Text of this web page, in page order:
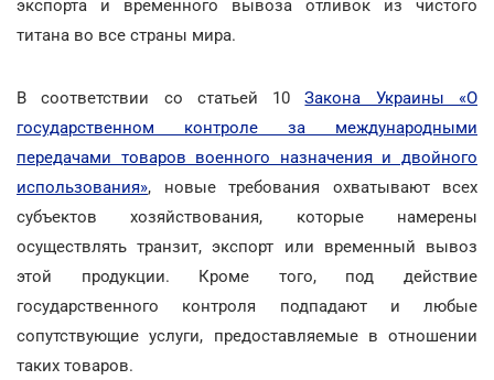
экспорта и временного вывоза отливок из чистого
титана во все страны мира.
В соответствии со статьей 10Закона Украины «О
государственном контроле за международными
передачами товаров военного назначения и двойного
использования», новые требования охватывают всех
субъектов хозяйствования, которые намерены
осуществлять транзит, экспорт или временный вывоз
этой продукции. Кроме того, под действие
государственного контроля подпадают и любые
сопутствующие услуги, предоставляемые в отношении
таких товаров.